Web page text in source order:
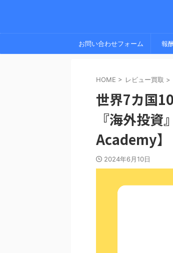
お問い合わせフォーム 報
HOME > レビュー買取 >
世界7カ国
『海外投
Academy】
2024年6月10日